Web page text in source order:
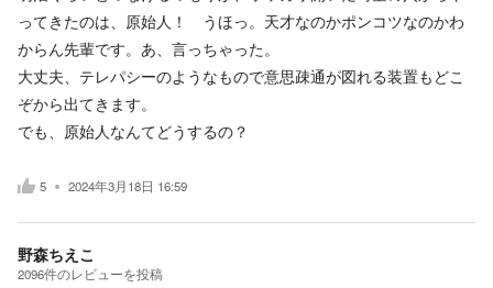
ってきたのは、原始人！ うほっ。天才なのかポンコツなのかわ
からん先輩です。あ、言っちゃった。
大丈夫、テレパシーのようなもので意思疎通が図れる装置もどこ
ぞから出てきます。
でも、原始人なんてどうするの？
5 2024年3月18日 16:59
野森ちえこ
2096件のレビューを投稿